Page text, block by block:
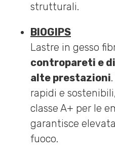
strutturali.
BIOGIPS
Lastre in gesso
contropareti e
alte prestazioni
rapidi e
classe A+ per le
garantisce
fuoco.